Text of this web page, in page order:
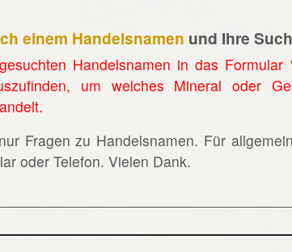
einem Handelsnamen und Ihre
Handelsnamen in das
um welches Mineral oder
Fragen zu Handelsnamen. Für
oder Telefon. Vielen Dank.